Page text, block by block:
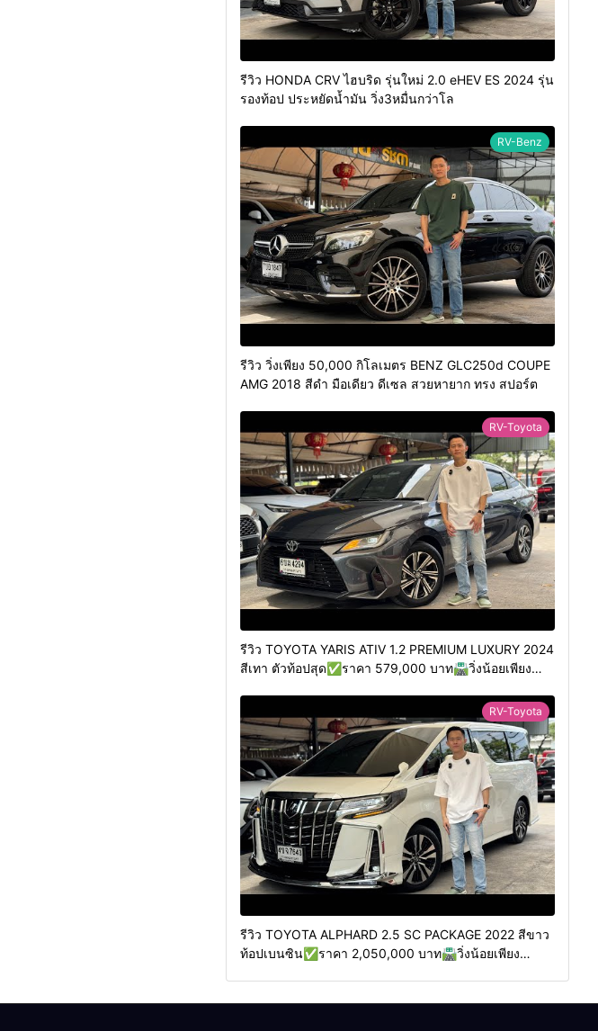
รีวิว HONDA CRV ไฮบริด รุ่นใหม่ 2.0 eHEV ES 2024 รุ่น
รองท้อป ประหยัดน้ำมัน วิ่ง3หมื่นกว่าโล
RV-Benz
รีวิว วิ่งเพียง 50,000 กิโลเมตร BENZ GLC250d COUPE
AMG 2018 สีดำ มือเดียว ดีเซล สวยหายาก ทรง สปอร์ต
RV-Toyota
รีวิว TOYOTA YARIS ATIV 1.2 PREMIUM LUXURY 2024
สีเทา ตัวท้อปสุด✅ราคา 579,000 บาท🛣️วิ่งน้อยเพียง
RV-Toyota
รีวิว TOYOTA ALPHARD 2.5 SC PACKAGE 2022 สีขาว
ท้อปเบนซิน✅ราคา 2,050,000 บาท🛣️วิ่งน้อยเพียง